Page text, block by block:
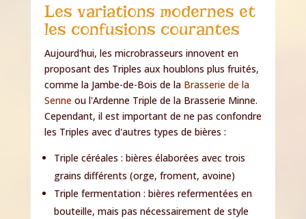
Les variations modernes et
les confusions courantes
Aujourd'hui, les microbrasseurs innovent en
proposant des Triples aux houblons plus fruités,
comme la Jambe-de-Bois de la Brasserie de la
Senneou l'Ardenne Triple de la Brasserie Minne.
Cependant, il est important de ne pas confondre
les Triples avec d'autres types de bières :
Triple céréales : bières élaborées avec trois
grains différents (orge, froment, avoine)
Triple fermentation : bières refermentées en
bouteille, mais pas nécessairement de style